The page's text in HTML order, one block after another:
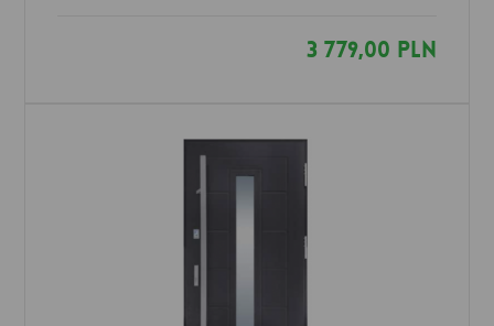
3 779,00 PLN